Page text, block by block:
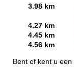
3.98 km
4.27 km
4.45 km
4.56 km
Bent of kent u